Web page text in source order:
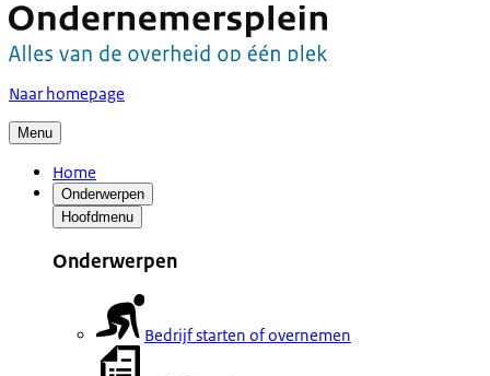
Naar homepage
Menu
Home
Onderwerpen
Hoofdmenu
Onderwerpen
Bedrijf starten of overnemen